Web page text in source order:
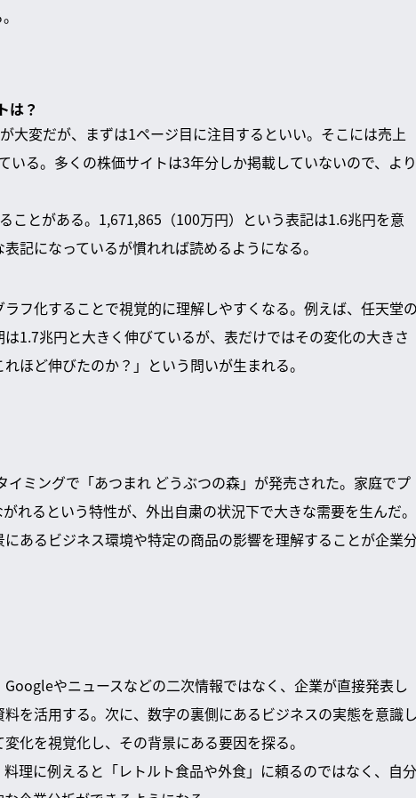
は？
大変だが、まずは1ページ目に注目するといい。そこには売上
いる。多くの株価サイトは3年分しか掲載していないので、より
ことがある。1,671,865（100万円）という表記は1.6兆円を意
記になっているが慣れれば読めるようになる。
フ化することで視覚的に理解しやすくなる。例えば、任天堂の
1.7兆円と大きく伸びているが、表だけではその変化の大きさ
ほど伸びたのか？」という問いが生まれる。
ミングで「あつまれ どうぶつの森」が発売された。家庭でプ
れるという特性が、外出自粛の状況下で大きな需要を生んだ。
あるビジネス環境や特定の商品の影響を理解することが企業
やニュースなどの二次情報ではなく、企業が直接発表し
を活用する。次に、数字の裏側にあるビジネスの実態を意識
化を視覚化し、その背景にある要因を探る。
理に例えると「レトルト食品や外食」に頼るのではなく、自分